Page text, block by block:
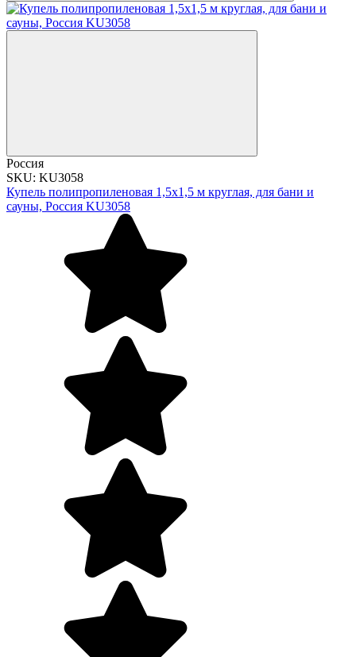
Россия
SKU: KU3058
Купель полипропиленовая 1,5х1,5 м круглая, для бани и
сауны, Россия KU3058